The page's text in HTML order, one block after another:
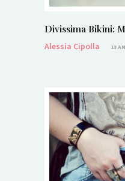
Divissima Bikini:
Alessia Cipolla
13